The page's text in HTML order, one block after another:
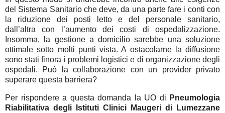
del Sistema Sanitario che deve, da una parte fare i conti con
la riduzione dei posti letto e del personale sanitario,
dall’altra con l’aumento dei costi di ospedalizzazione.
Insomma, la gestione a domicilio sarebbe una soluzione
ottimale sotto molti punti vista. A ostacolarne la diffusione
sono stati finora i problemi logistici e di organizzazione degli
ospedali. Può la collaborazione con un provider privato
superare questa barriera?
Per rispondere a questa domanda la UO di Pneumologia
Riabilitativa degli Istituti Clinici Maugeri di Lumezzane